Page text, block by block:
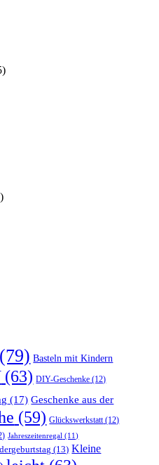
(79) Basteln mit Kindern
(63) DIY-Geschenke (12)
(17) Geschenke aus der
(59) Glückswerkstatt (12)
Jahreszeitenregal (11)
(13) Kleine